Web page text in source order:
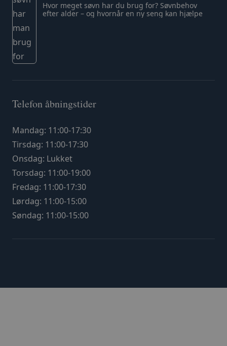
Hvor meget søvn har du brug for? Søvnbehov
efter alder – og hvornår en ny seng kan hjælpe
Telefon åbningstider
Mandag: 11:00-17:30
Tirsdag: 11:00-17:30
Onsdag: Lukket
Torsdag: 11:00-19:00
Fredag: 11:00-17:30
Lørdag: 11:00-15:00
Søndag: 11:00-15:00